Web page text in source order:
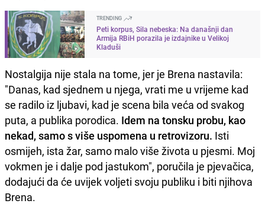
TRENDING
Peti korpus, Sila nebeska: Na današnji dan
Armija RBiH porazila je izdajnike u Velikoj
Kladuši
Nostalgija nije stala na tome, jer je Brena nastavila:
"Danas, kad sjednem u njega, vrati me u vrijeme kad
se radilo iz ljubavi, kad je scena bila veća od svakog
puta, a publika porodica. Idem na tonsku probu, kao
nekad, samo s više uspomena u retrovizoru. Isti
osmijeh, ista žar, samo malo više života u pjesmi. Moj
vokmen je i dalje pod jastukom", poručila je pjevačica,
dodajući da će uvijek voljeti svoju publiku i biti njihova
Brena.